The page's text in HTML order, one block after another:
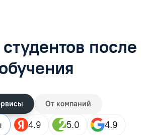
после
От компаний
4.9 5.0 4.9